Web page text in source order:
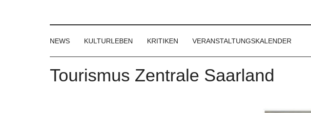
Großregion
NEWS KULTURLEBEN KRITIKEN VERANSTALTUNGSKALENDER
Tourismus Zentrale Saarland